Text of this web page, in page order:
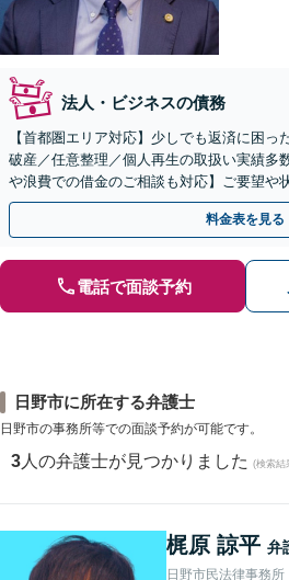
法人・ビジネスの債務
【首都圏エリア対応】少しでも返済に困っ
破産／任意整理／個人再生の取扱い実績多
や浪費での借金のご相談も対応】ご要望や
目指します
料金表を見る
電話で面談予約
日野市に所在する弁護士
日野市の事務所等での面談予約が可能です。
3 人の弁護士が見つかりました (検索結
梶原 諒平 弁
日野市民法律事務所